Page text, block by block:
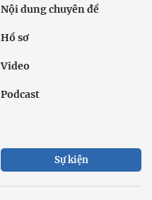
Nội dung chuyên đề
Hồ sơ
Video
Podcast
Sự kiện